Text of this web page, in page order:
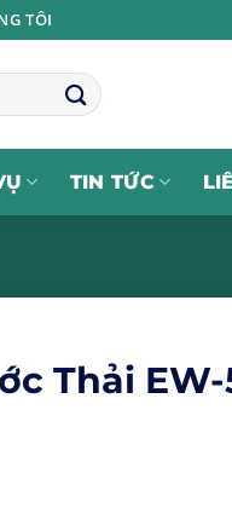
TÔI
TIN TỨC
Thải EW-